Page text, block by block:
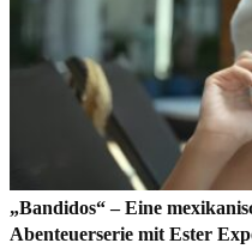
„Bandidos“ – Eine
Abenteuerserie mit Ester